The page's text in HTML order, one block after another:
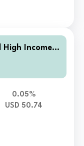
Income
0.05%
USD 50.74